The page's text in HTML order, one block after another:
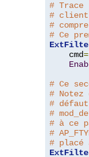
# Trace
# client
#
# Ce
    cmd
=
# Ce
#
# défaut
#
# à ce
#
# placé